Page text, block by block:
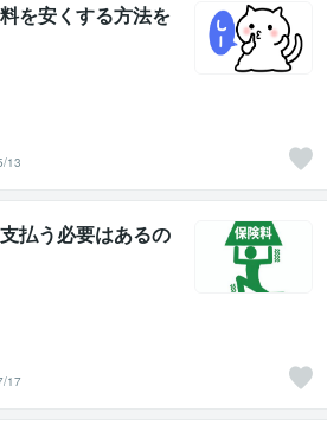
を安くする方法を
13
払う必要はあるの
17